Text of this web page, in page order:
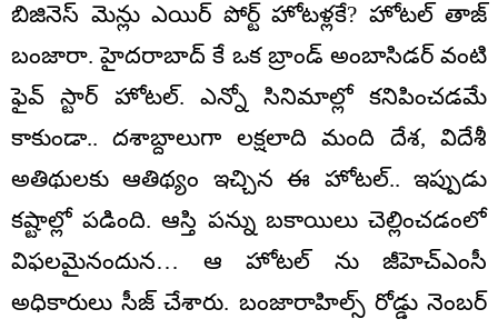
బిజినెస్ మెన్లు ఎయిర్ పోర్ట్ హోటళ్లకే? హోటల్ తాజ్
బంజారా. హైదరాబాద్ కే ఒక బ్రాండ్ అంబాసిడర్ వంటి
ఫైవ్ స్టార్ హోటల్. ఎన్నో సినిమాల్లో కనిపించడమే
కాకుండా.. దశాబ్దాలుగా లక్షలాది మంది దేశ, విదేశీ
అతిథులకు ఆతిథ్యం ఇచ్చిన ఈ హోటల్.. ఇప్పుడు
కష్టాల్లో పడింది. ఆస్తి పన్ను బకాయిలు చెల్లించడంలో
విఫలమైనందున… ఆ హోటల్ ను జీహెచ్ఎంసీ
అధికారులు సీజ్ చేశారు. బంజారాహిల్స్ రోడ్డు నెంబర్